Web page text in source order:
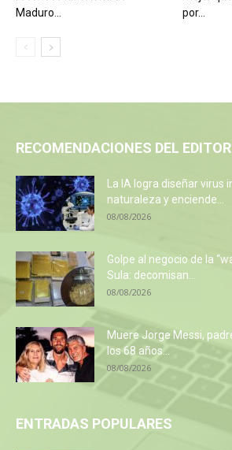
Maduro...
por...
RECOMENDACIONES DEL EDITOR
La IA logra diseñar virus
naturaleza y enciende...
08/08/2026
Golpe al negocio de la
Sula: decomisan...
08/08/2026
Muere Jorge Messi,
los 68 años...
08/08/2026
ENTRADAS POPULARES